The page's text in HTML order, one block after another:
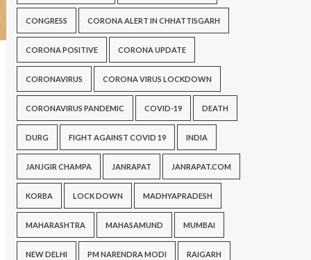
CONGRESS CORONA ALERT IN CHHATTISGARH
CORONA POSITIVE CORONA UPDATE
CORONAVIRUS CORONA VIRUS LOCKDOWN
CORONAVIRUS PANDEMIC COVID-19 DEATH
DURG FIGHT AGAINST COVID 19 INDIA
JANJGIR CHAMPA JANRAPAT JANRAPAT.COM
KORBA LOCK DOWN MADHYAPRADESH
MAHARASHTRA MAHASAMUND MUMBAI
NEW DELHI PM NARENDRA MODI RAIGARH